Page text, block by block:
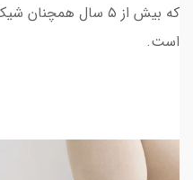
که بیش از ۵ سال
است.